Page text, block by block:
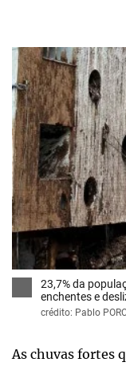
23,7% da
enchentes e
crédito: Pablo
As chuvas fortes